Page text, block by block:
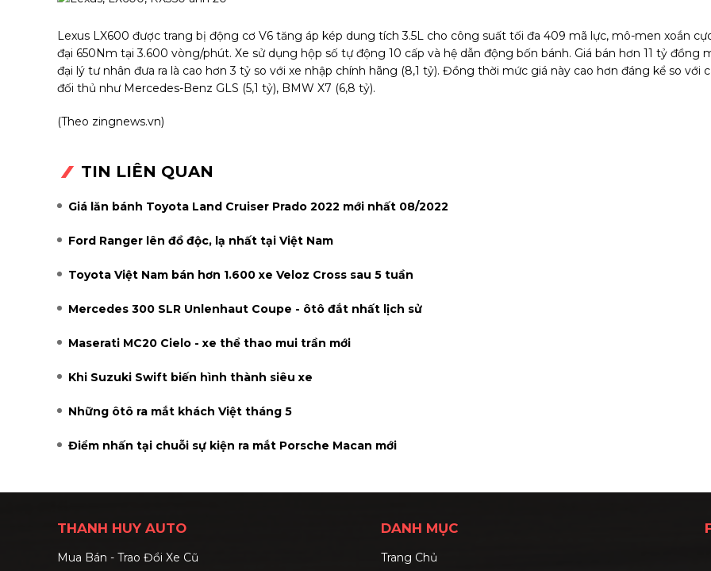
Lexus LX600 được trang bị động cơ V6 tăng áp kép dung tích 3.5L cho công suất tối đa 409 mã lực, mô-men xoắn
đại 650Nm tại 3.600 vòng/phút. Xe sử dụng hộp số tự động 10 cấp và hệ dẫn động bốn bánh. Giá bán hơn 11 tỷ đồng
đại lý tư nhân đưa ra là cao hơn 3 tỷ so với xe nhập chính hãng (8,1 tỷ). Đồng thời mức giá này cao hơn đáng kể so với
đối thủ như Mercedes-Benz GLS (5,1 tỷ), BMW X7 (6,8 tỷ).
(Theo zingnews.vn)
TIN LIÊN QUAN
Giá lăn bánh Toyota Land Cruiser Prado 2022 mới nhất 08/2022
Ford Ranger lên đồ độc, lạ nhất tại Việt Nam
Toyota Việt Nam bán hơn 1.600 xe Veloz Cross sau 5 tuần
Mercedes 300 SLR Unlenhaut Coupe - ôtô đắt nhất lịch sử
Maserati MC20 Cielo - xe thể thao mui trần mới
Khi Suzuki Swift biến hình thành siêu xe
Những ôtô ra mắt khách Việt tháng 5
Điểm nhấn tại chuỗi sự kiện ra mắt Porsche Macan mới
THANH HUY AUTO
Mua Bán - Trao Đổi Xe Cũ
DANH MỤC
Trang Chủ